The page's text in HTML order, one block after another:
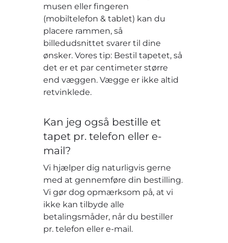
musen eller fingeren
(mobiltelefon & tablet) kan du
placere rammen, så
billedudsnittet svarer til dine
ønsker. Vores tip: Bestil tapetet, så
det er et par centimeter større
end væggen. Vægge er ikke altid
retvinklede.
Kan jeg også bestille et
tapet pr. telefon eller e-
mail?
Vi hjælper dig naturligvis gerne
med at gennemføre din bestilling.
Vi gør dog opmærksom på, at vi
ikke kan tilbyde alle
betalingsmåder, når du bestiller
pr. telefon eller e-mail.